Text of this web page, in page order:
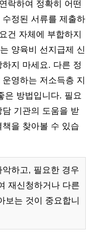
락하여 정확히 어떤
정된 서류를 제출하
건 자체에 부합하지
양육비 선지급제 신
지 마세요. 다른 정
영하는 저소득층 지
은 방법입니다. 필요
기관의 도움을 받
을 찾아볼 수 있습
하고, 필요한 경우
재신청하거나 다른
보는 것이 중요합니